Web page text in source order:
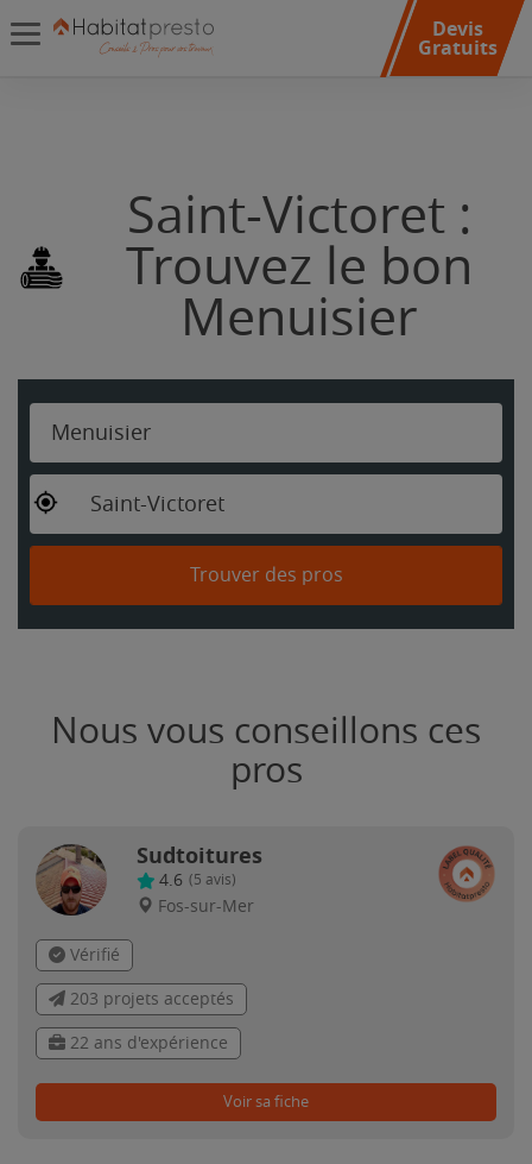
Devis
Gratuits
Saint-Victoret :
Trouvez le bon
Menuisier
Menuisier
Saint-Victoret
Trouver des pros
Nous vous conseillons ces
pros
Sudtoitures
4.6 (5 avis)
Fos-sur-Mer
Vérifié
203 projets acceptés
22 ans d'expérience
Voir sa fiche